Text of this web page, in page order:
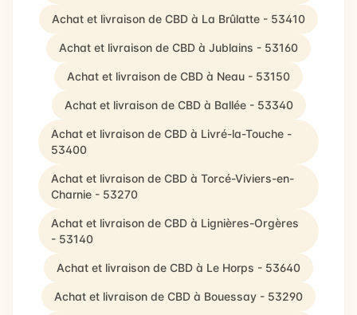
Achat et livraison de CBD à La Brûlatte - 53410
Achat et livraison de CBD à Jublains - 53160
Achat et livraison de CBD à Neau - 53150
Achat et livraison de CBD à Ballée - 53340
Achat et livraison de CBD à Livré-la-Touche -
53400
Achat et livraison de CBD à Torcé-Viviers-en-
Charnie - 53270
Achat et livraison de CBD à Lignières-Orgères
- 53140
Achat et livraison de CBD à Le Horps - 53640
Achat et livraison de CBD à Bouessay - 53290